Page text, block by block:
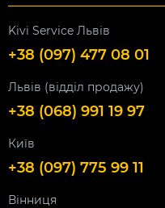
Kivi Service Львів
+38 (097) 477 08 01
Львів (відділ продажу)
+38 (068) 991 19 97
Київ
+38 (097) 775 99 11
Вінниця